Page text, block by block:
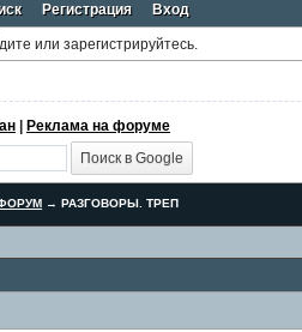
Регистрация Вход
или зарегистрируйтесь.
| Реклама на форуме
→ РАЗГОВОРЫ. ТРЕП